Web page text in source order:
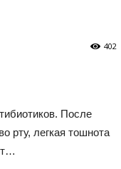
402
После
рту, легкая тошнота